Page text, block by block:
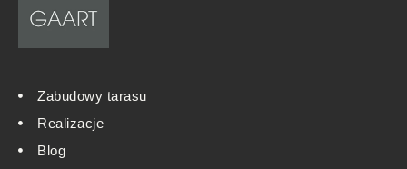
Zabudowy tarasu
Realizacje
Blog